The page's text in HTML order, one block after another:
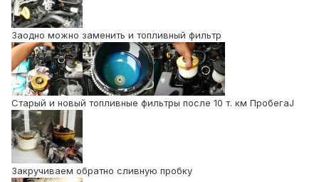
Заодно можно заменить и топливный фильтр
Старый и новый топливные фильтры после 10 т. км ПробегаJ
Закручиваем обратно сливную пробку